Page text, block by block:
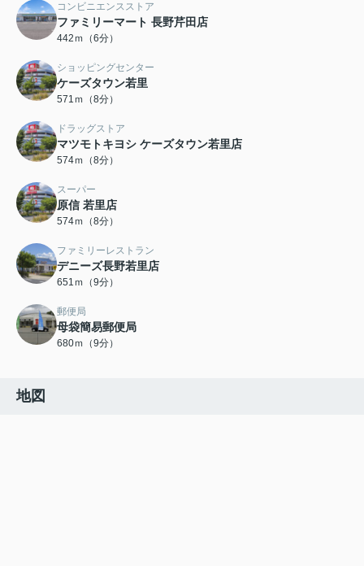
コンビニエンスストア
ファミリーマート 長野芹田店
442ｍ（6分）
ショッピングセンター
ケーズタウン若里
571ｍ（8分）
ドラッグストア
マツモトキヨシ ケーズタウン若里店
574ｍ（8分）
スーパー
原信 若里店
574ｍ（8分）
ファミリーレストラン
デニーズ長野若里店
651ｍ（9分）
郵便局
母袋簡易郵便局
680ｍ（9分）
地図